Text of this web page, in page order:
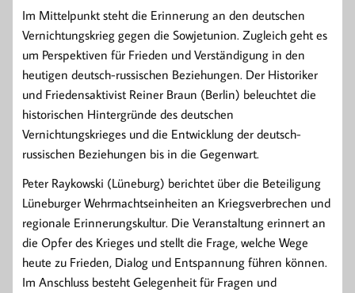
Im Mittelpunkt steht die Erinnerung an den deutschen
Vernichtungskrieg gegen die Sowjetunion. Zugleich geht es
um Perspektiven für Frieden und Verständigung in den
heutigen deutsch-russischen Beziehungen. Der Historiker
und Friedensaktivist Reiner Braun (Berlin) beleuchtet die
historischen Hintergründe des deutschen
Vernichtungskrieges und die Entwicklung der deutsch-
russischen Beziehungen bis in die Gegenwart.
Peter Raykowski (Lüneburg) berichtet über die Beteiligung
Lüneburger Wehrmachtseinheiten an Kriegsverbrechen und
regionale Erinnerungskultur. Die Veranstaltung erinnert an
die Opfer des Krieges und stellt die Frage, welche Wege
heute zu Frieden, Dialog und Entspannung führen können.
Im Anschluss besteht Gelegenheit für Fragen und